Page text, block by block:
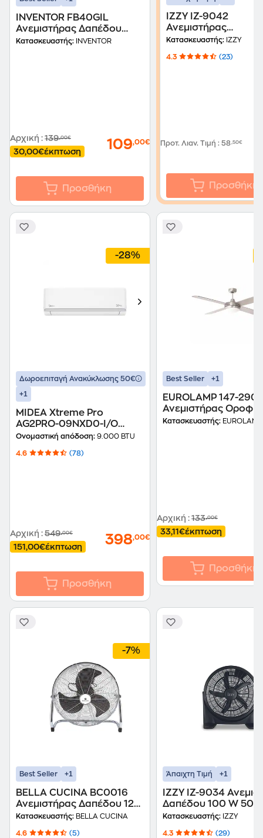
INVENTOR FB40GIL
Ανεμιστήρας Δαπέδου
Μαύρο
Κατασκευαστής: INVENTOR
Αρχική : 139,00€
30,00€έκπτωση 109,00€
Προσθήκη
IZZY IZ-9042
Ανεμιστήρας
Ορθοστάτης 70 W
Κατασκευαστής: IZZY
4.3 (23)
Προτ. Λιαν. Τιμή : 58,50€
Προσθήκη
-28%
Δωροεπιταγή Ανακύκλωσης 50€
+1
MIDEA Xtreme Pro
AG2PRO-09NXD0-I/O
Κλιματιστικό Inverter
Ιονιστή & WiFi
Ονομαστική απόδοση: 9.000 BTU
4.6 (78)
Αρχική : 549,00€
151,00€έκπτωση 398,00€
Προσθήκη
Best Seller +1
EUROLAMP 147-
Ανεμιστήρας
132 cm
Κατασκευαστής: EUROLAMP
Αρχική : 133,00€
33,11€έκπτωση
Προσθήκη
-7%
Best Seller +1
BELLA CUCINA BC0016
Ανεμιστήρας Δαπέδου 120
W 45 cm
Κατασκευαστής: BELLA CUCINA
4.6 (5)
Άπαιχτη Τιμή +1
IZZY IZ-9034
Δαπέδου 100 W 50
Κατασκευαστής: IZZY
4.3 (29)